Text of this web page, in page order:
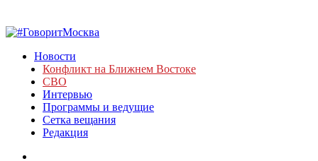
Новости
Конфликт на Ближнем Востоке
СВО
Интервью
Программы и ведущие
Сетка вещания
Редакция